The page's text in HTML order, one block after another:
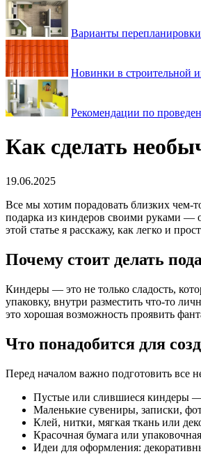
Варианты
Новинки в строительной
Рекомендации по
Как сделать
19.06.2025
Все мы хотим порадовать близких
подарка из киндеров своими руками —
этой статье я расскажу, как легко и
Почему стоит делать
Киндеры — это не только сладость,
упаковку, внутри разместить что-то
это хорошая возможность проявить
Что понадобится для
Перед началом важно подготовить все
Пустые или слившиеся киндеры —
Маленькие сувениры, записки,
Клей, нитки, мягкая ткань или
Красочная бумага или
Идеи для оформления: